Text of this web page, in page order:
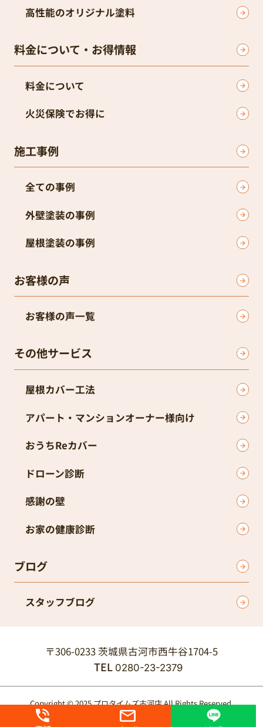
高性能のオリジナル塗料
料金について・お得情報
料金について
火災保険でお得に
施工事例
全ての事例
外壁塗装の事例
屋根塗装の事例
お客様の声
お客様の声一覧
その他サービス
屋根カバー工法
アパート・マンションオーナー様向け
おうちReカバー
ドローン診断
感謝の壁
お家の健康診断
ブログ
スタッフブログ
〒306-0233 茨城県古河市西牛谷1704-5
TEL 0280-23-2379
Copyright © 2025 プロタイムズ古河店 All Rights Reserved.
個人情報保護方針